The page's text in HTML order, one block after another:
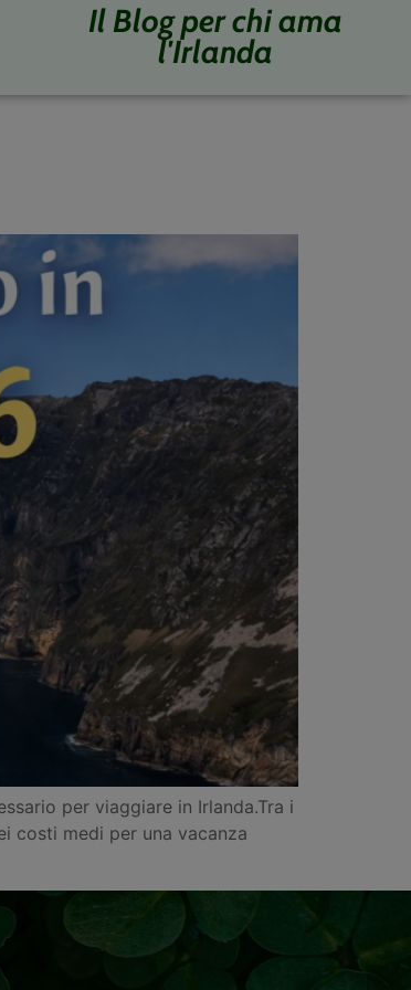
Il Blog per chi ama
l'Irlanda
per viaggiare in Irlanda.Tra i
costi medi per una vacanza